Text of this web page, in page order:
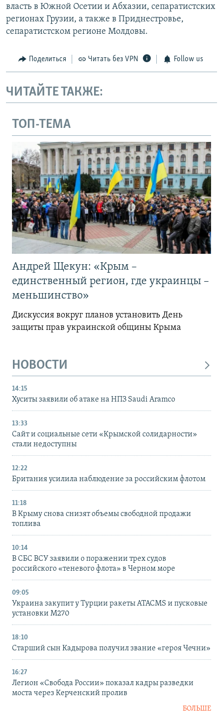
власть в Южной Осетии и Абхазии, сепаратистских
регионах Грузии, а также в Приднестровье,
сепаратистском регионе Молдовы.
Поделиться Читать без VPN Follow us
ЧИТАЙТЕ ТАКЖЕ:
ТОП-ТЕМА
Андрей Щекун: «Крым –
единственный регион, где украинцы –
меньшинство»
Дискуссия вокруг планов установить День
защиты прав украинской общины Крыма
НОВОСТИ
14:15
Хуситы заявили об атаке на НПЗ Saudi Aramco
13:33
Сайт и социальные сети «Крымской солидарности»
стали недоступны
12:22
Британия усилила наблюдение за российским флотом
11:18
В Крыму снова снизят объемы свободной продажи
топлива
10:14
В СБС ВСУ заявили о поражении трех судов
российского «теневого флота» в Черном море
09:05
Украина закупит у Турции ракеты ATACMS и пусковые
установки M270
18:10
Старший сын Кадырова получил звание «героя Чечни»
16:27
Легион «Свобода России» показал кадры разведки
моста через Керченский пролив
БОЛЬШЕ